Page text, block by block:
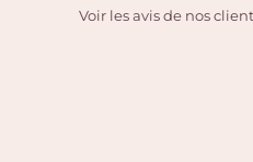
Voir les avis de nos